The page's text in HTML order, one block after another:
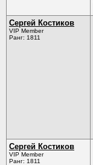
Сергей Костиков
VIP Member
Ранг: 1811
Сергей Костиков
VIP Member
Ранг: 1811